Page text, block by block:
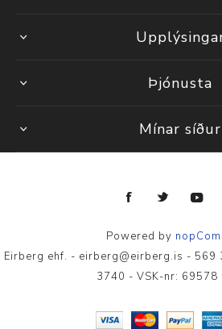
Þjónusta
Mínar síður
Powered by
Eirberg ehf. - eirberg@eirberg.is - 569
3740 - VSK-nr: